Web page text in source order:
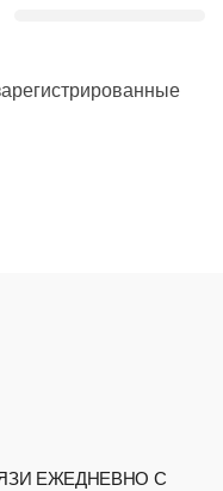
ЕЖЕДНЕВНО С